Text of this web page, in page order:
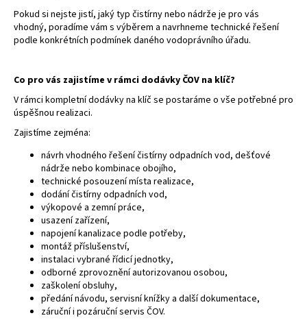
Pokud si nejste jistí, jaký typ čistírny nebo nádrže je pro vás
vhodný, poradíme vám s výběrem a navrhneme technické řešení
podle konkrétních podmínek daného vodoprávního úřadu.
Co pro vás zajistíme v rámci dodávky ČOV na klíč?
V rámci kompletní dodávky na klíč se postaráme o vše potřebné pro
úspěšnou realizaci.
Zajistíme zejména:
návrh vhodného řešení čistírny odpadních vod, dešťové
nádrže nebo kombinace obojího,
technické posouzení místa realizace,
dodání čistírny odpadních vod,
výkopové a zemní práce,
usazení zařízení,
napojení kanalizace podle potřeby,
montáž příslušenství,
instalaci vybrané řídicí jednotky,
odborné zprovoznění autorizovanou osobou,
zaškolení obsluhy,
předání návodu, servisní knížky a další dokumentace,
záruční i pozáruční servis ČOV.